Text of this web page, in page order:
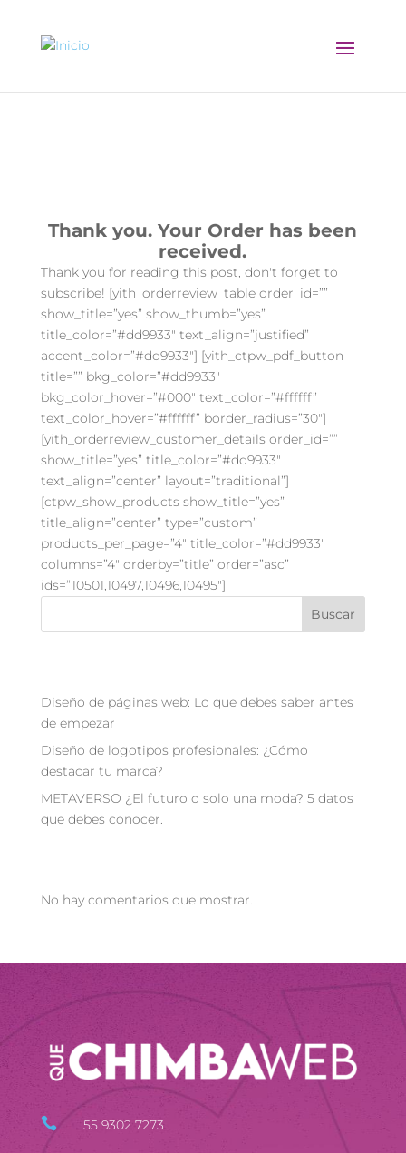
Thank you. Your Order has been
received.
Thank you for reading this post, don't forget to
subscribe! [yith_orderreview_table order_id=””
show_title=”yes” show_thumb=”yes”
title_color=”#dd9933″ text_align=”justified”
accent_color=”#dd9933″] [yith_ctpw_pdf_button
title=”” bkg_color=”#dd9933″
bkg_color_hover=”#000″ text_color=”#ffffff”
text_color_hover=”#ffffff” border_radius=”30″]
[yith_orderreview_customer_details order_id=””
show_title=”yes” title_color=”#dd9933″
text_align=”center” layout=”traditional”]
[ctpw_show_products show_title=”yes”
title_align=”center” type=”custom”
products_per_page=”4″ title_color=”#dd9933″
columns=”4″ orderby=”title” order=”asc”
ids=”10501,10497,10496,10495″]
Buscar
Diseño de páginas web: Lo que debes saber antes
de empezar
Diseño de logotipos profesionales: ¿Cómo
destacar tu marca?
METAVERSO ¿El futuro o solo una moda? 5 datos
que debes conocer.
No hay comentarios que mostrar.
 55 9302 7273